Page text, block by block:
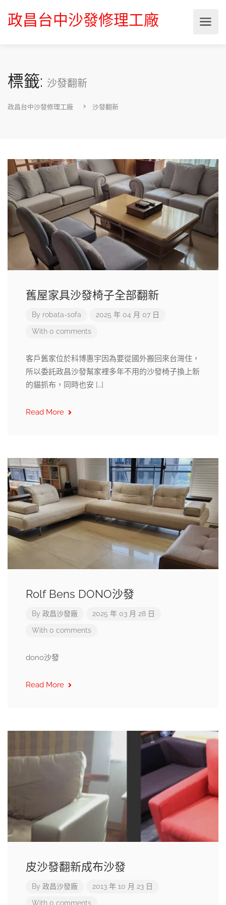
政昌台中沙發修理工廠
標籤: 沙發翻新
政昌台中沙發修理工廠 沙發翻新
舊屋家具沙發椅子全部翻新
By robata-sofa 2025 年 04 月 07 日
With 0 comments
客戶舊家位於科博惠宇因為要從國外搬回來台灣住，
所以委託政昌沙發幫家裡多年不用的沙發椅子換上新
的貓抓布，同時也安 […]
Read More
Rolf Bens DONO沙發
By 政昌沙發廠 2025 年 03 月 28 日
With 0 comments
dono沙發
Read More
皮沙發翻新成布沙發
By 政昌沙發廠 2013 年 10 月 23 日
With 0 comments